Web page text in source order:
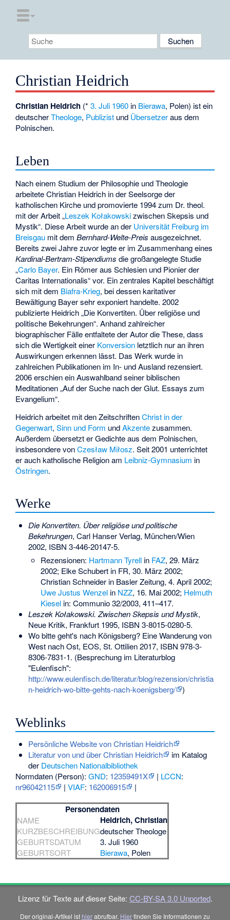
Christian Heidrich
Christian Heidrich (*3. Juli 1960 in Bierawa, Polen) ist ein
deutscherTheologe, Publizist und Übersetzeraus dem
Polnischen.
Leben
Nach einem Studium der Philosophie und Theologie
arbeitete Christian Heidrich in der Seelsorge der
katholischen Kirche und promovierte 1994 zum Dr. theol.
mit der Arbeit „Leszek Kołakowskizwischen Skepsis und
Mystik“. Diese Arbeit wurde an der Universität Freiburg im
Breisgau mit demBernhard-Welte-Preis ausgezeichnet.
Bereits zwei Jahre zuvor legte er im Zusammenhang eines
Kardinal-Bertram-Stipendiums die großangelegte Studie
„Carlo Bayer. Ein Römer aus Schlesien und Pionier der
Caritas Internationalis“ vor. Ein zentrales Kapitel beschäftigt
sich mit dem Biafra-Krieg, bei dessen karitativer
Bewältigung Bayer sehr exponiert handelte. 2002
publizierte Heidrich „Die Konvertiten. Über religiöse und
politische Bekehrungen“. Anhand zahlreicher
biographischer Fälle entfaltete der Autor die These, dass
sich die Wertigkeit einer Konversion letztlich nur an ihren
Auswirkungen erkennen lässt. Das Werk wurde in
zahlreichen Publikationen im In- und Ausland rezensiert.
2006 erschien ein Auswahlband seiner biblischen
Meditationen „Auf der Suche nach der Glut. Essays zum
Evangelium“.
Heidrich arbeitet mit den ZeitschriftenChrist in der
Gegenwart,Sinn und Form undAkzentezusammen.
Außerdem übersetzt er Gedichte aus dem Polnischen,
insbesondere vonCzesław Miłosz. Seit 2001 unterrichtet
er auch katholische Religion am Leibniz-Gymnasium in
Östringen.
Werke
Die Konvertiten. Über religiöse und politische
Bekehrungen, Carl Hanser Verlag, München/Wien
2002, ISBN 3-446-20147-5.
Rezensionen: Hartmann Tyrell in FAZ, 29. März
2002; Elke Schubert in FR, 30. März 2002;
Christian Schneider in Basler Zeitung, 4. April 2002;
Uwe Justus Wenzel in NZZ, 16. Mai 2002; Helmuth
Kiesel in: Communio 32/2003, 411–417.
Leszek Kołakowski. Zwischen Skepsis und Mystik,
Neue Kritik, Frankfurt 1995, ISBN 3-8015-0280-5.
Wo bitte geht's nach Königsberg? Eine Wanderung von
West nach Ost, EOS, St. Ottilien 2017, ISBN 978-3-
8306-7831-1. (Besprechung im Literaturblog
"Eulenfisch":
http://www.eulenfisch.de/literatur/blog/rezension/christia
n-heidrich-wo-bitte-gehts-nach-koenigsberg/
)
Weblinks
Persönliche Website von Christian Heidrich
Literatur von und über Christian Heidrich
im Katalog
der Deutschen Nationalbibliothek
Normdaten (Person):GND: 12359491X | LCCN:
nr96042115
|VIAF: 162006915 |
Personendaten
NAME Heidrich, Christian
KURZBESCHREIBUNGdeutscher Theologe
GEBURTSDATUM
3. Juli 1960
GEBURTSORT
Bierawa, Polen
Lizenz für Texte auf dieser Seite: CC-BY-SA 3.0 Unported.
Der original-Artikel ist hierabrufbar. Hierfinden Sie Informationen zu